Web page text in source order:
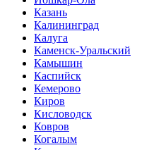
Казань
Калининград
Калуга
Каменск-Уральский
Камышин
Каспийск
Кемерово
Киров
Кисловодск
Ковров
Когалым